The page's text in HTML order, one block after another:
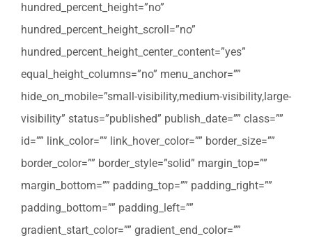
hundred_percent_height=”no”
hundred_percent_height_scroll=”no”
hundred_percent_height_center_content=”yes”
equal_height_columns=”no” menu_anchor=””
hide_on_mobile=”small-visibility,medium-visibility,large-
visibility” status=”published” publish_date=”” class=””
id=”” link_color=”” link_hover_color=”” border_size=””
border_color=”” border_style=”solid” margin_top=””
margin_bottom=”” padding_top=”” padding_right=””
padding_bottom=”” padding_left=””
gradient_start_color=”” gradient_end_color=””